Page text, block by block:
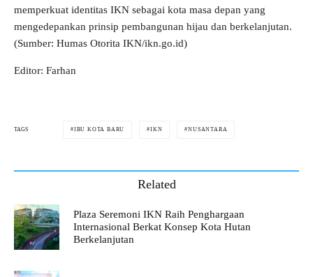
memperkuat identitas IKN sebagai kota masa depan yang
mengedepankan prinsip pembangunan hijau dan berkelanjutan.
(Sumber: Humas Otorita IKN/ikn.go.id)
Editor: Farhan
TAGS IBU KOTA BARU IKN NUSANTARA
Related
Plaza Seremoni IKN Raih Penghargaan
Internasional Berkat Konsep Kota Hutan
Berkelanjutan